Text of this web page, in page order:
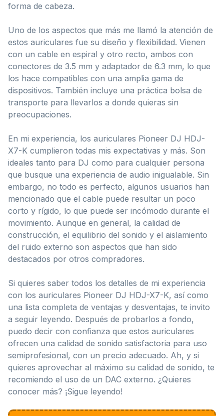
forma de cabeza.
Uno de los aspectos que más me llamó la atención de
estos auriculares fue su diseño y flexibilidad. Vienen
con un cable en espiral y otro recto, ambos con
conectores de 3.5 mm y adaptador de 6.3 mm, lo que
los hace compatibles con una amplia gama de
dispositivos. También incluye una práctica bolsa de
transporte para llevarlos a donde quieras sin
preocupaciones.
En mi experiencia, los auriculares Pioneer DJ HDJ-
X7-K cumplieron todas mis expectativas y más. Son
ideales tanto para DJ como para cualquier persona
que busque una experiencia de audio inigualable. Sin
embargo, no todo es perfecto, algunos usuarios han
mencionado que el cable puede resultar un poco
corto y rígido, lo que puede ser incómodo durante el
movimiento. Aunque en general, la calidad de
construcción, el equilibrio del sonido y el aislamiento
del ruido externo son aspectos que han sido
destacados por otros compradores.
Si quieres saber todos los detalles de mi experiencia
con los auriculares Pioneer DJ HDJ-X7-K, así como
una lista completa de ventajas y desventajas, te invito
a seguir leyendo. Después de probarlos a fondo,
puedo decir con confianza que estos auriculares
ofrecen una calidad de sonido satisfactoria para uso
semiprofesional, con un precio adecuado. Ah, y si
quieres aprovechar al máximo su calidad de sonido, te
recomiendo el uso de un DAC externo. ¿Quieres
conocer más? ¡Sigue leyendo!